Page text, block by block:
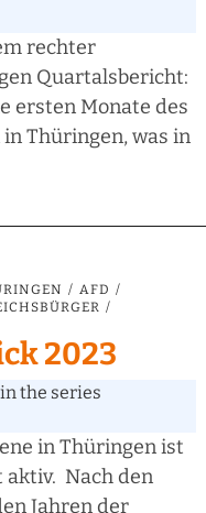
rechter
Quartalsbericht:
ersten Monate des
Thüringen, was in
AFD
2023
the series
in Thüringen ist
Nach den
Jahren der